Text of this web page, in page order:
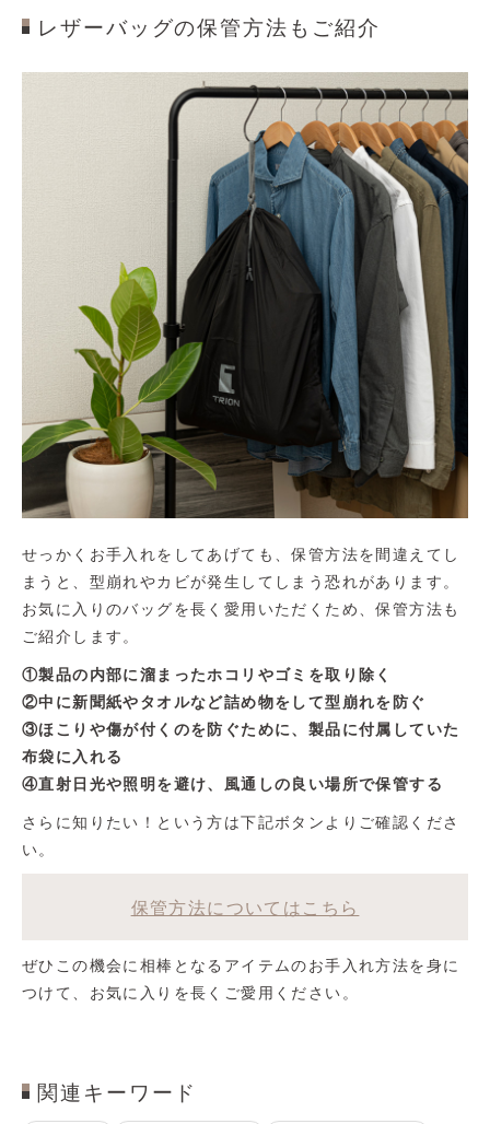
レザーバッグの保管方法もご紹介
せっかくお手入れをしてあげても、保管方法を間違えてし
まうと、型崩れやカビが発生してしまう恐れがあります。
お気に入りのバッグを長く愛用いただくため、保管方法も
ご紹介します。
①製品の内部に溜まったホコリやゴミを取り除く
②中に新聞紙やタオルなど詰め物をして型崩れを防ぐ
③ほこりや傷が付くのを防ぐために、製品に付属していた
布袋に入れる
④直射日光や照明を避け、風通しの良い場所で保管する
さらに知りたい！という方は下記ボタンよりご確認くださ
い。
保管方法についてはこちら
ぜひこの機会に相棒となるアイテムのお手入れ方法を身に
つけて、お気に入りを長くご愛用ください。
関連キーワード